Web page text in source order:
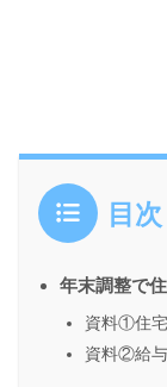
目次
年末調整で
資料①住
資料②給